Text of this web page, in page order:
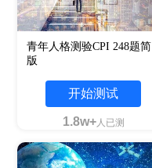
青年人格测验CPI 248题简
版
开始测试
1.8w+人已测